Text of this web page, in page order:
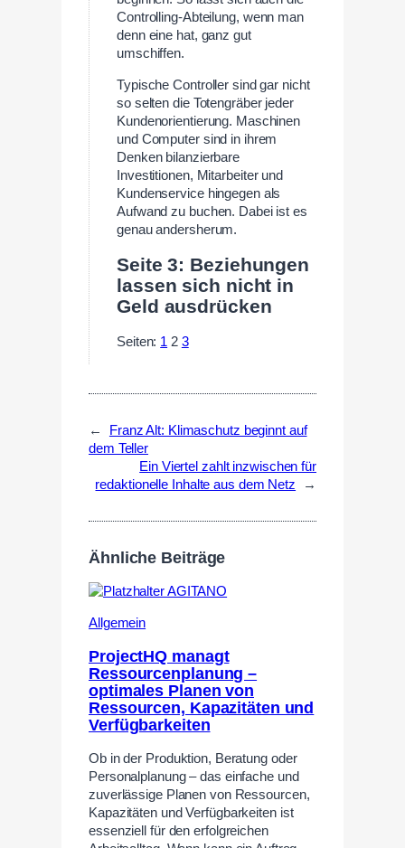
Controlling-Abteilung, wenn man
denn eine hat, ganz gut
umschiffen.
Typische Controller sind gar nicht
so selten die Totengräber jeder
Kundenorientierung. Maschinen
und Computer sind in ihrem
Denken bilanzierbare
Investitionen, Mitarbeiter und
Kundenservice hingegen als
Aufwand zu buchen. Dabei ist es
genau andersherum.
Seite 3: Beziehungen
lassen sich nicht in
Geld ausdrücken
Seiten: 1 2 3
←
Franz Alt: Klimaschutz beginnt auf
dem Teller
Ein Viertel zahlt inzwischen für
redaktionelle Inhalte aus dem Netz
→
Ähnliche Beiträge
Allgemein
ProjectHQ managt
Ressourcenplanung –
optimales Planen von
Ressourcen, Kapazitäten und
Verfügbarkeiten
Ob in der Produktion, Beratung oder
Personalplanung – das einfache und
zuverlässige Planen von Ressourcen,
Kapazitäten und Verfügbarkeiten ist
essenziell für den erfolgreichen